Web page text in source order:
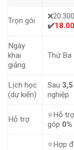
Trọn gói
✔️
Ngày
khai
giảng
Thứ Ba
Lịch học
(dự kiến)
Sau
nghiệp
Hỗ trợ ⭐Hỗ trợ
góp 0%
⭐Hợp